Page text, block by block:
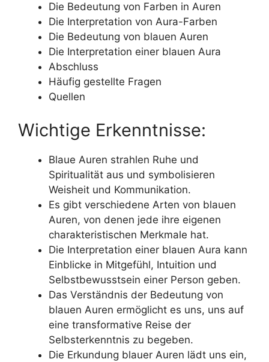
Die Bedeutung von Farben in Auren
Die Interpretation von Aura-Farben
Die Bedeutung von blauen Auren
Die Interpretation einer blauen Aura
Abschluss
Häufig gestellte Fragen
Quellen
Wichtige Erkenntnisse:
Blaue Auren strahlen Ruhe und
Spiritualität aus und symbolisieren
Weisheit und Kommunikation.
Es gibt verschiedene Arten von blauen
Auren, von denen jede ihre eigenen
charakteristischen Merkmale hat.
Die Interpretation einer blauen Aura kann
Einblicke in Mitgefühl, Intuition und
Selbstbewusstsein einer Person geben.
Das Verständnis der Bedeutung von
blauen Auren ermöglicht es uns, uns auf
eine transformative Reise der
Selbsterkenntnis zu begeben.
Die Erkundung blauer Auren lädt uns ein,